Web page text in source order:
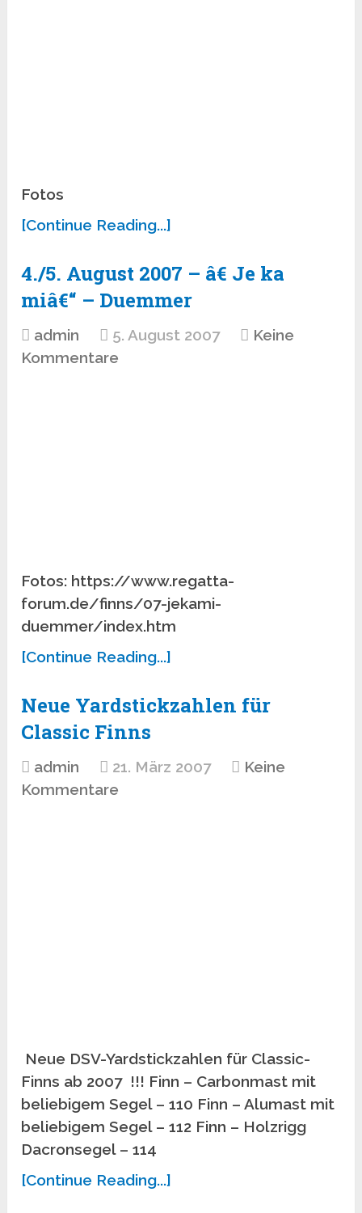
Fotos
[Continue Reading...]
4./5. August 2007 – â€ Je ka
miâ€“ – Duemmer
admin 5. August 2007
Keine
Kommentare
Fotos: https://www.regatta-
forum.de/finns/07-jekami-
duemmer/index.htm
[Continue Reading...]
Neue Yardstickzahlen für
Classic Finns
admin 21. März 2007
Keine
Kommentare
Neue DSV-Yardstickzahlen für Classic-
Finns ab 2007 !!! Finn – Carbonmast mit
beliebigem Segel – 110 Finn – Alumast mit
beliebigem Segel – 112 Finn – Holzrigg
Dacronsegel – 114
[Continue Reading...]